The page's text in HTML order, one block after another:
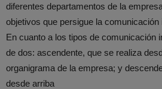
diferentes departamentos de la
objetivos que persigue la comunicación
En cuanto a los tipos de comunicación
de dos: ascendente, que se realiza
organigrama de la empresa; y
desde arriba